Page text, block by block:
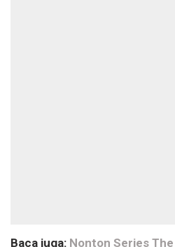
Baca juga: Nonton Series